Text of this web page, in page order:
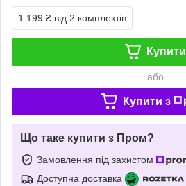
1 199 ₴ від 2 комплектів
Купити
або
Купити з
Що таке купити з Пром?
Замовлення під захистом
Доступна доставка